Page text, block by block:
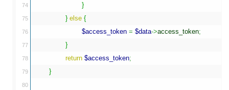
74
75
76
77
78
79
80
}
} else {
$access_token = $data->access_token;
}
return $access_token;
}